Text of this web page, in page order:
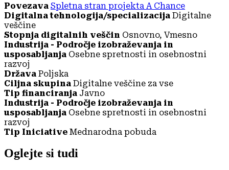
Povezava Spletna stran projekta A Chance
Digitalna tehnologija/specializacija Digitalne
veščine
Stopnja digitalnih veščin Osnovno, Vmesno
Industrija - Področje izobraževanja in
usposabljanja Osebne spretnosti in osebnostni
razvoj
Država Poljska
Ciljna skupina Digitalne veščine za vse
Tip financiranja Javno
Industrija - Področje izobraževanja in
usposabljanja Osebne spretnosti in osebnostni
razvoj
Tip Iniciative Mednarodna pobuda
Oglejte si tudi